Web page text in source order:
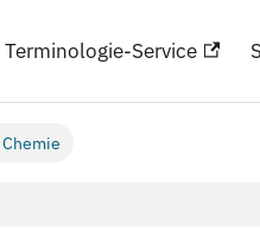
Terminologie-Service